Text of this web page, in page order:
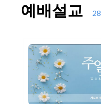
예배설교